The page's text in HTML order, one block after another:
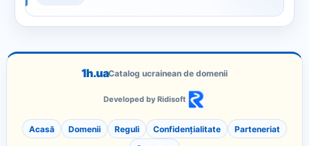
1h.uaCatalog ucrainean de domenii
Developed by Ridisoft
Acasă Domenii Reguli Confidențialitate
Parteneriat